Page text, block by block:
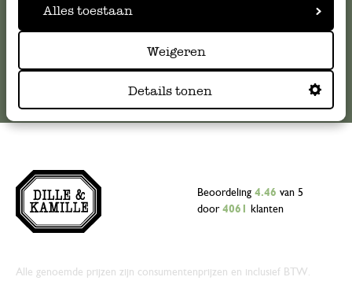
Alles toestaan
Weigeren
Details tonen
Beoordeling 4.46 van 5
door 4061 klanten
Alle genoemde prijzen zijn consumentenprijzen en inclusief BTW.